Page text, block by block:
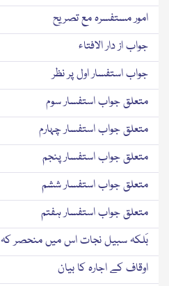
امور مستفسرہ مع تصریح
جواب از دار الافتاء
جواب استفسار اول پر نظر
متعلق جواب استفسار سوم
متعلق جواب استفسار چہارم
متعلق جواب استفسار پنجم
متعلق جواب استفسار ششم
متعلق جواب استفسار ہفتم
بَلکہ سبیل نجات اس میں منحصر کہ
اوقاف کے اجارہ کا بیان